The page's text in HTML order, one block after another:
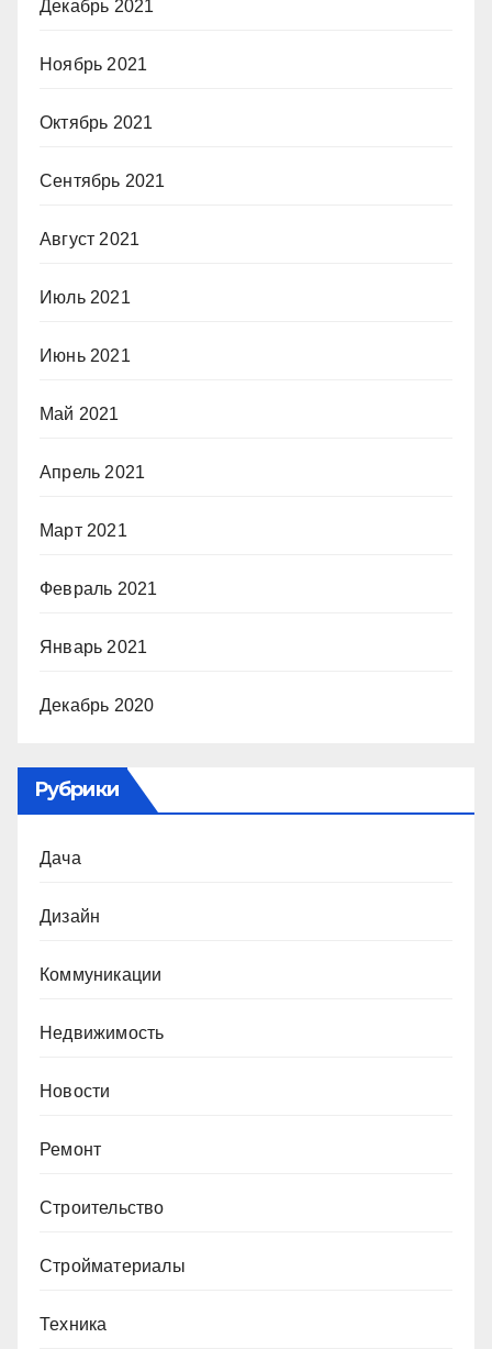
Декабрь 2021
Ноябрь 2021
Октябрь 2021
Сентябрь 2021
Август 2021
Июль 2021
Июнь 2021
Май 2021
Апрель 2021
Март 2021
Февраль 2021
Январь 2021
Декабрь 2020
Рубрики
Дача
Дизайн
Коммуникации
Недвижимость
Новости
Ремонт
Строительство
Стройматериалы
Техника